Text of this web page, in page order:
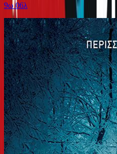
9ω 06λ